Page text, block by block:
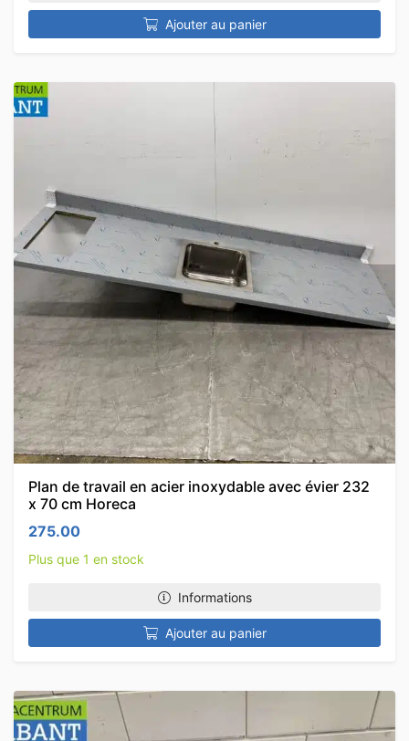
Ajouter au panier
Plan de travail en acier inoxydable avec évier 232
x 70 cm Horeca
275.00
Plus que 1 en stock
Informations
Ajouter au panier